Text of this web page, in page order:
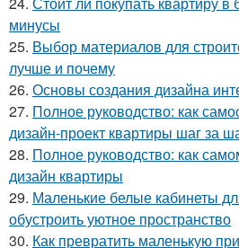
минусы
25. Выбор материалов для
лучше и почему
26. Основы создания дизайна
27. Полное руководство: как
дизайн-проект квартиры шаг за
28. Полное руководство: как
дизайн квартиры
29. Маленькие белые кабинеты
обустроить уютное пространство
30. Как превратить маленькую